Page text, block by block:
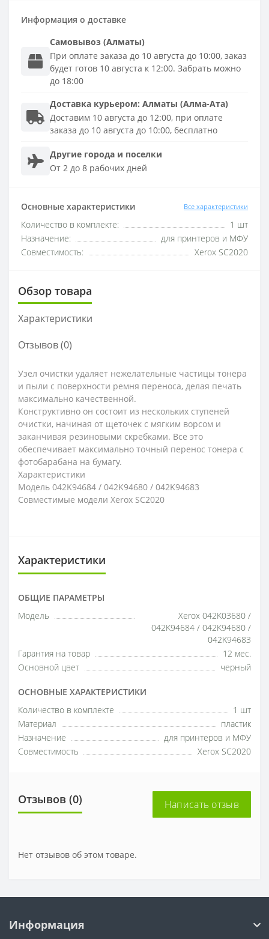
Информация о доставке
Самовывоз (Алматы)
При оплате заказа до 10 августа до 10:00, заказ
будет готов 10 августа к 12:00. Забрать можно
до 18:00
Доставка курьером: Алматы (Алма-Ата)
Доставим 10 августа до 12:00, при оплате
заказа до 10 августа до 10:00, бесплатно
Другие города и поселки
От 2 до 8 рабочих дней
Основные характеристики Все характеристики
Количество в комплекте:
1 шт
Назначение:
для принтеров и МФУ
Совместимость:
Xerox SC2020
Обзор товара
Характеристики
Отзывов (0)
Узел очистки удаляет нежелательные частицы тонера
и пыли с поверхности ремня переноса, делая печать
максимально качественной.
Конструктивно он состоит из нескольких ступеней
очистки, начиная от щеточек с мягким ворсом и
заканчивая резиновыми скребками. Все это
обеспечивает максимально точный перенос тонера с
фотобарабана на бумагу.
Характеристики
Модель 042K94684 / 042K94680 / 042K94683
Совместимые модели Xerox SC2020
Характеристики
ОБЩИЕ ПАРАМЕТРЫ
Модель
Xerox 042K03680 /
042K94684 / 042K94680 /
042K94683
Гарантия на товар
12 мес.
Основной цвет
черный
ОСНОВНЫЕ ХАРАКТЕРИСТИКИ
Количество в комплекте
1 шт
Материал
пластик
Назначение
для принтеров и МФУ
Совместимость
Xerox SC2020
Отзывов (0) Написать отзыв
Нет отзывов об этом товаре.
Информация